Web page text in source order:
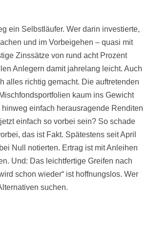
ein Selbstläufer. Wer darin investierte,
und im Vorbeigehen – quasi mit
Zinssätze von rund acht Prozent
Anlegern damit jahrelang leicht. Auch
alles richtig gemacht. Die auftretenden
kaum ins Gewicht
einfach herausragende Renditen
einfach so vorbei sein? So schade
das ist Fakt. Spätestens seit April
Null notierten. Ertrag ist mit Anleihen
Und: Das leichtfertige Greifen nach
schon wieder“ ist hoffnungslos. Wer
suchen.